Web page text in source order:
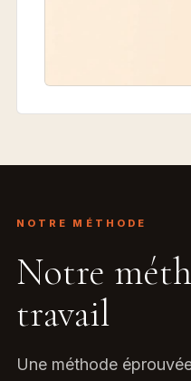
NOTRE MÉTHODE
Notre
travail
Une méthode